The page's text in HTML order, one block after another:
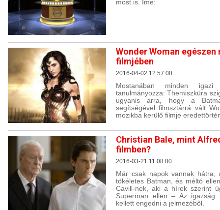
most is. Íme:
Wonder Woman egészen
filmjében
2016-04-02 12:57:00
Mostanában minden
tanulmányozza: Themiszküra
ugyanis arra, hogy a
segítségével filmsztárrá vált
mozikba kerülő filmje
Christian Bale, mint
filmben?
2016-03-21 11:08:00
Már csak napok vannak hátra,
tökéletes Batman, és méltó
Cavill-nek, aki a hírek szerint
Superman ellen – Az igazság
kellett engedni a jelmezéből.